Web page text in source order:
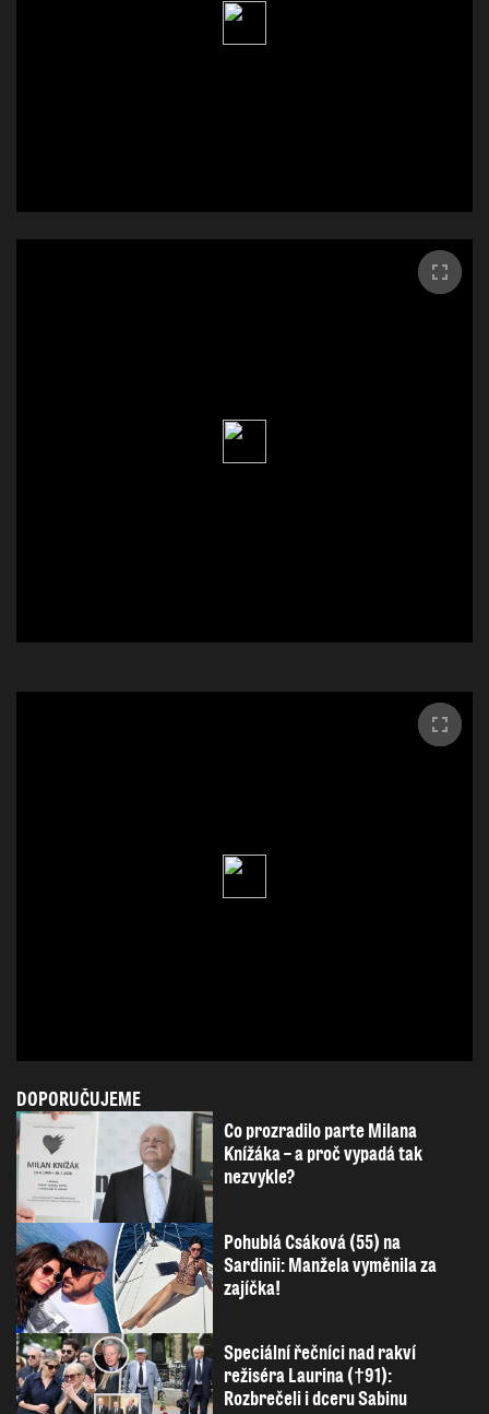
DOPORUČUJEME
Co prozradilo parte Milana
Knížáka – a proč vypadá tak
nezvykle?
Pohublá Csáková (55) na
Sardinii: Manžela vyměnila za
zajíčka!
Speciální řečníci nad rakví
režiséra Laurina (†91):
Rozbrečeli i dceru Sabinu